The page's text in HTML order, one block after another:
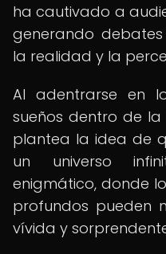
ha cautivado a
generando
la realidad y la
Al adentrarse en
sueños dentro de
plantea la idea de
un universo
enigmático, donde
profundos pueden
vívida y